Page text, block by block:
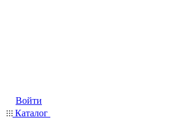
Войти
Каталог